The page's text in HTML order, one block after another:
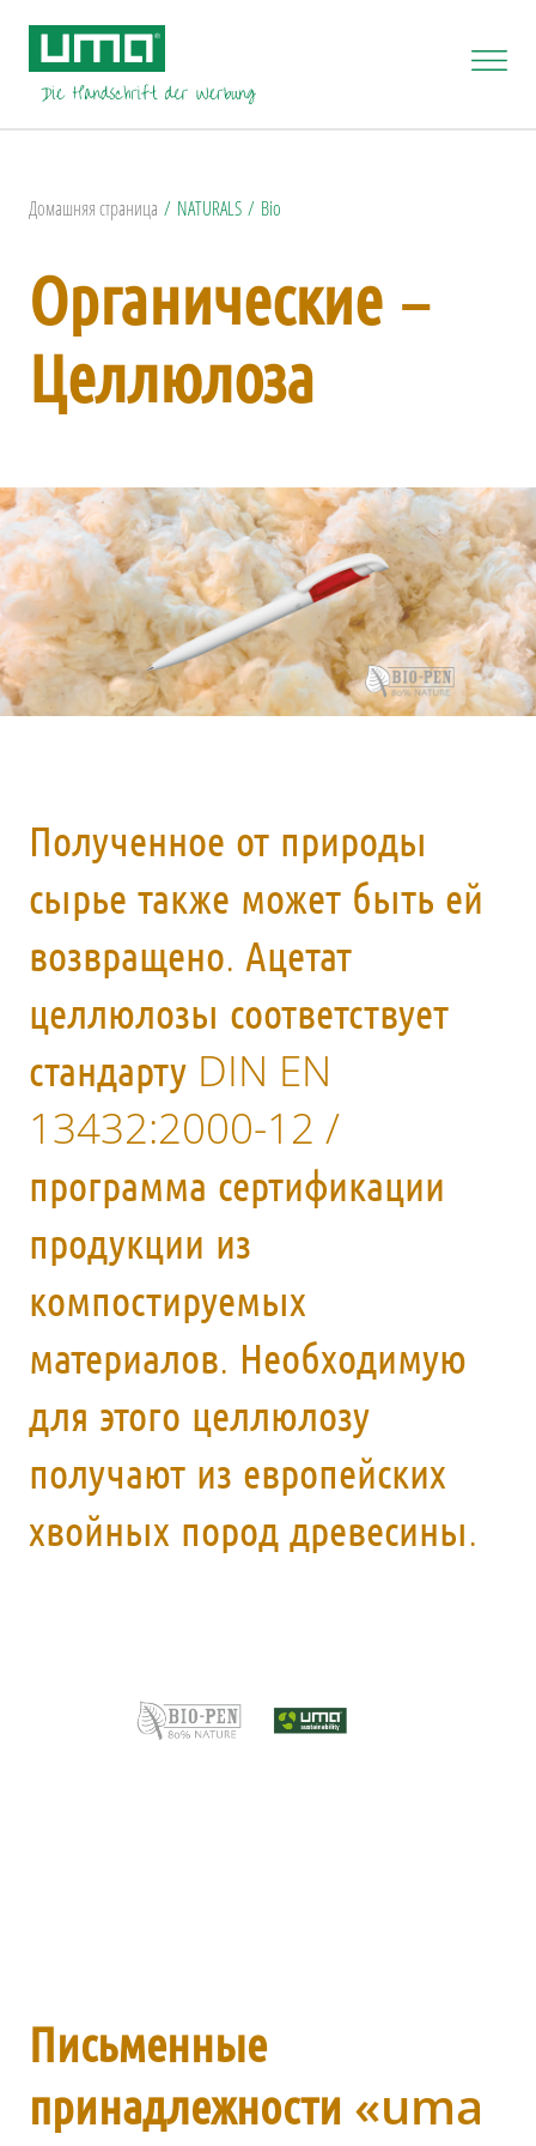
Домашняя страница NATURALS Bio
Органические –
Целлюлоза
Полученное от природы
сырье также может быть ей
возвращено. Ацетат
целлюлозы соответствует
стандарту DIN EN
13432:2000-12 /
программа сертификации
продукции из
компостируемых
материалов. Необходимую
для этого целлюлозу
получают из европейских
хвойных пород древесины.
Письменные
принадлежности «uma